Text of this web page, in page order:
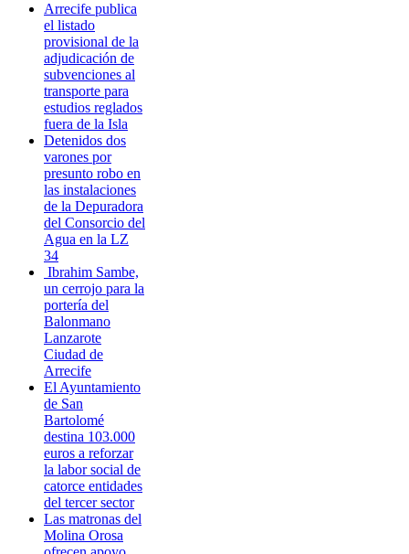
Arrecife publica
el listado
provisional de la
adjudicación de
subvenciones al
transporte para
estudios reglados
fuera de la Isla
Detenidos dos
varones por
presunto robo en
las instalaciones
de la Depuradora
del Consorcio del
Agua en la LZ
34
Ibrahim Sambe,
un cerrojo para la
portería del
Balonmano
Lanzarote
Ciudad de
Arrecife
El Ayuntamiento
de San
Bartolomé
destina 103.000
euros a reforzar
la labor social de
catorce entidades
del tercer sector
Las matronas del
Molina Orosa